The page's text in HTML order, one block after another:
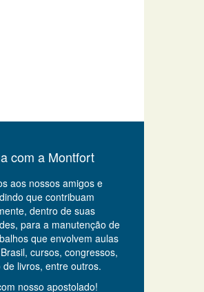
com a Montfort
aos nossos amigos e
que contribuam
dentro de suas
para a manutenção de
que envolvem aulas
cursos, congressos,
de livros, entre outros.
nosso apostolado!